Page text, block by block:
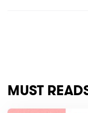
MUST